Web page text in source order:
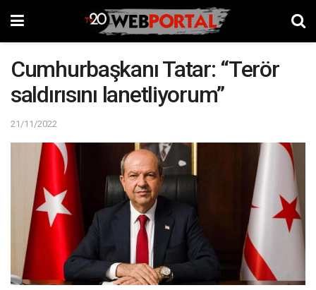
Cumhurbaşkanı Tatar: “Terör
saldırısını lanetliyorum”
21/11/2022